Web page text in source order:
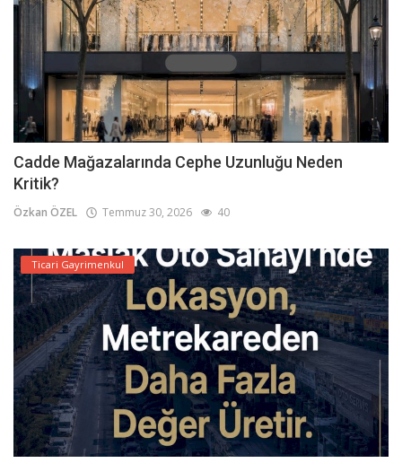
Cadde Mağazalarında Cephe Uzunluğu Neden
Kritik?
Özkan ÖZEL Temmuz 30, 2026 40
Ticari Gayrimenkul